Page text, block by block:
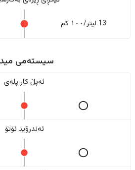
13 لیتر/١٠٠ کم
سیستەمی
ئەپڵ کار پلەی
ئەندرۆید ئۆتۆ